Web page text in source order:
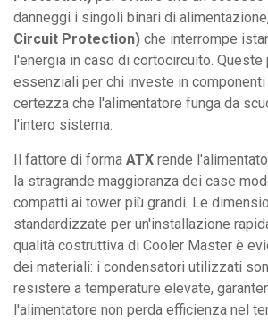
danneggi i singoli binari di
Circuit Protection) che interrompe
l'energia in caso di cortocircuito.
essenziali per chi investe in
certezza che l'alimentatore funga da
l'intero sistema.
Il fattore di forma ATX rende
la stragrande maggioranza dei case
compatti ai tower più grandi. Le
standardizzate per un'installazione
qualità costruttiva di Cooler Master è
dei materiali: i condensatori utilizzati
resistere a temperature elevate,
l'alimentatore non perda efficienza nel